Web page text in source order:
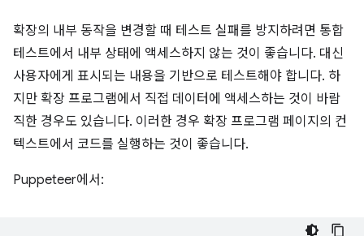
확장의 내부 동작을 변경할 때 테스트 실패를 방지하려면 통합
테스트에서 내부 상태에 액세스하지 않는 것이 좋습니다. 대신
사용자에게 표시되는 내용을 기반으로 테스트해야 합니다. 하
지만 확장 프로그램에서 직접 데이터에 액세스하는 것이 바람
직한 경우도 있습니다. 이러한 경우 확장 프로그램 페이지의 컨
텍스트에서 코드를 실행하는 것이 좋습니다.
Puppeteer에서: